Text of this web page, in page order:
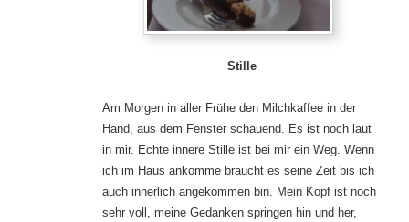
Stille
Am Morgen in aller Frühe den Milchkaffee in der
Hand, aus dem Fenster schauend. Es ist noch laut
in mir. Echte innere Stille ist bei mir ein Weg. Wenn
ich im Haus ankomme braucht es seine Zeit bis ich
auch innerlich angekommen bin. Mein Kopf ist noch
sehr voll, meine Gedanken springen hin und her,